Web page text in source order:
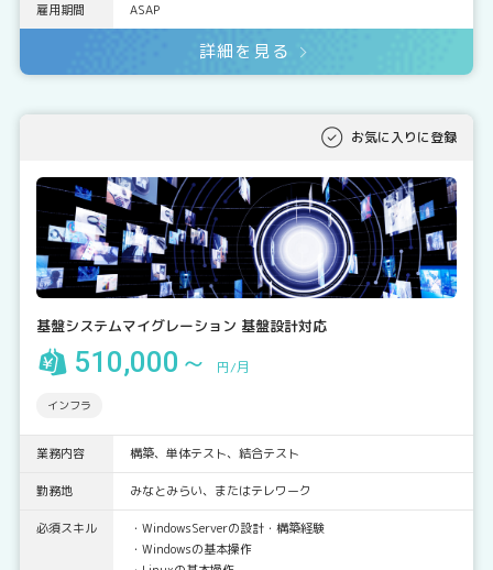
雇用期間 ASAP
詳細を見る
お気に入りに登録
基盤システムマイグレーション 基盤設計対応
510,000～ 円/月
インフラ
業務内容 構築、単体テスト、結合テスト
勤務地 みなとみらい、またはテレワーク
必須スキル
・WindowsServerの設計・構築経験
・Windowsの基本操作